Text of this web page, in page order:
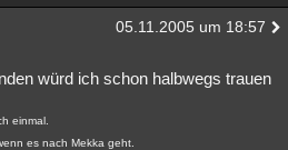
05.11.2005 um 18:57
würd ich schon halbwegs trauen
einmal.
es nach Mekka geht.